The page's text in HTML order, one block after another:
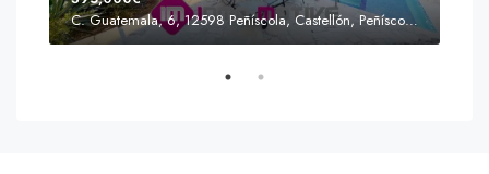
C. Guatemala, 6, 12598 Peñíscola, Castellón, Peñíscola, Communauté valencienne